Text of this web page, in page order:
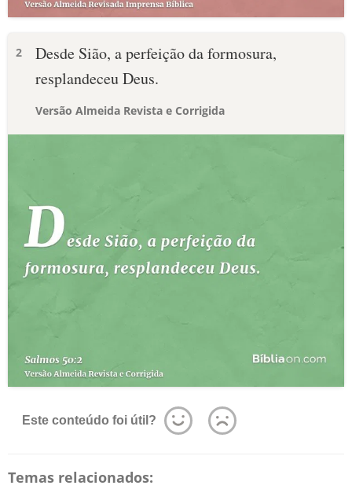
2
Desde Sião, a perfeição da formosura,
resplandeceu Deus.
Versão Almeida Revista e Corrigida
Este conteúdo foi útil?
Temas relacionados: